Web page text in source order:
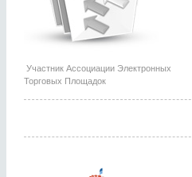
Участник Ассоциации Электронных
Торговых Площадок